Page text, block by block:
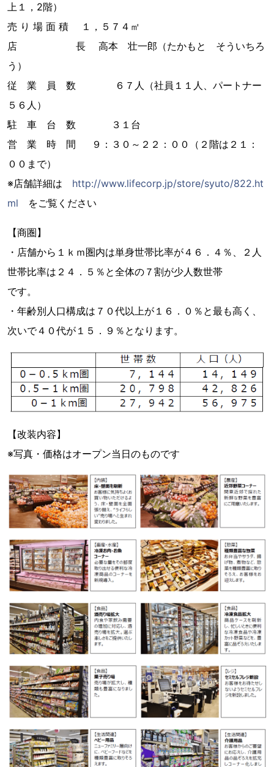
上１，2階）
売 り 場 面 積 １，５７４㎡
店 長 高本 壮一郎（たかもと そういちろ
う）
従 業 員 数 ６７人（社員１１人、パートナー
５６人）
駐 車 台 数 ３１台
営 業 時 間 ９：３０～２２：００（２階は２１：
００まで）
※店舗詳細は http://www.lifecorp.jp/store/syuto/822.ht
ml をご覧ください
【商圏】
・店舗から１ｋｍ圏内は単身世帯比率が４６．４％、２人
世帯比率は２４．５％と全体の７割が少人数世帯
です。
・年齢別人口構成は７０代以上が１６．０％と最も高く、
次いで４０代が１５．９％となります。
【改装内容】
※写真・価格はオープン当日のものです